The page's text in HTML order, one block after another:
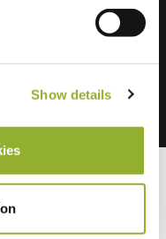
Show details